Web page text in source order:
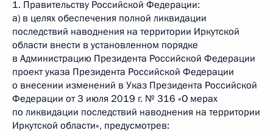
1. Правительству Российской Федерации:
а) в целях обеспечения полной ликвидации
последствий наводнения на территории Иркутской
области внести в установленном порядке
в Администрацию Президента Российской Федерации
проект указа Президента Российской Федерации
о внесении изменений в Указ Президента Российской
Федерации от 3 июля 2019 г. № 316 «О мерах
по ликвидации последствий наводнения на территории
Иркутской области», предусмотрев: